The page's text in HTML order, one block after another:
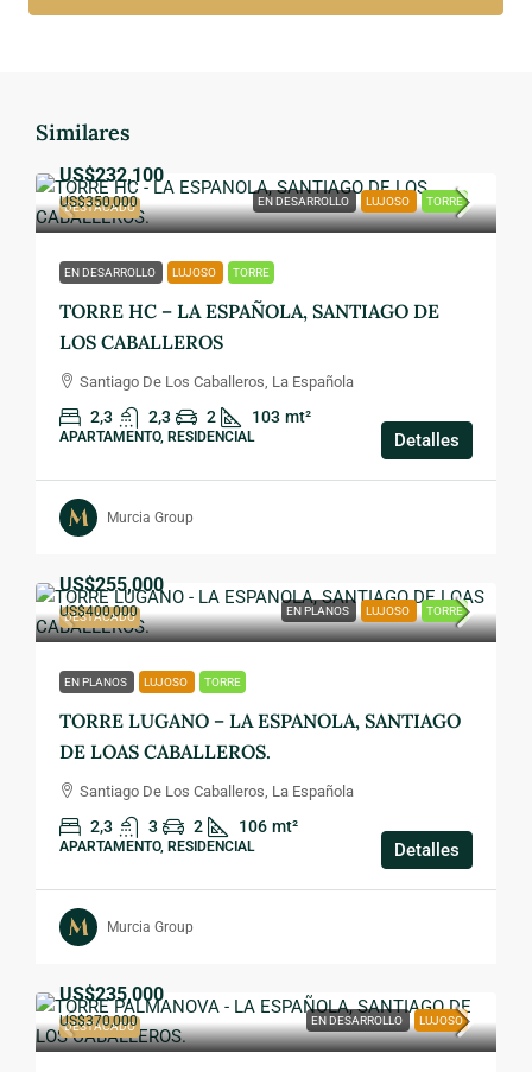
Similares
DESTACADO EN DESARROLLO LUJOSO TORRE
US$232,100
US$350,000
EN DESARROLLO LUJOSO TORRE
TORRE HC – LA ESPAÑOLA, SANTIAGO DE
LOS CABALLEROS
Santiago De Los Caballeros, La Española
2,3 2,3 2 103 mt²
APARTAMENTO, RESIDENCIAL Detalles
Murcia Group
DESTACADO EN PLANOS LUJOSO TORRE
US$255,000
US$400,000
EN PLANOS LUJOSO TORRE
TORRE LUGANO – LA ESPANOLA, SANTIAGO
DE LOAS CABALLEROS.
Santiago De Los Caballeros, La Española
2,3 3 2 106 mt²
APARTAMENTO, RESIDENCIAL Detalles
Murcia Group
DESTACADO EN DESARROLLO LUJOSO
US$235,000
US$370,000